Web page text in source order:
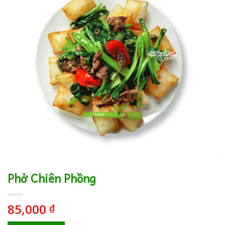
Phở Chiên Phồng
85,000 ₫